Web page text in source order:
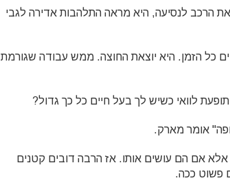
הרכב לנסיעה, היא מראה התלהבות אדירה לגבי
כל הזמן. היא יוצאת החוצה. ממש עבודה שגורמת
לוואי כשיש לך בעל חיים כל כך גדול?
אומר מארק.
אם הם עושים אותו. אז הרבה דובים קטנים
פשוט ככה.